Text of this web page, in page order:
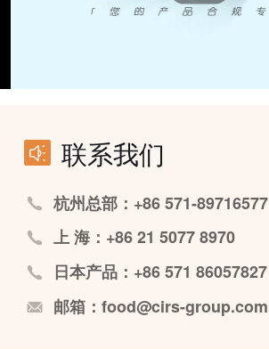
联系我们
杭州总部：+86 571-89716577
上 海：+86 21 5077 8970
日本产品：+86 571 86057827
邮箱：food@cirs-group.com